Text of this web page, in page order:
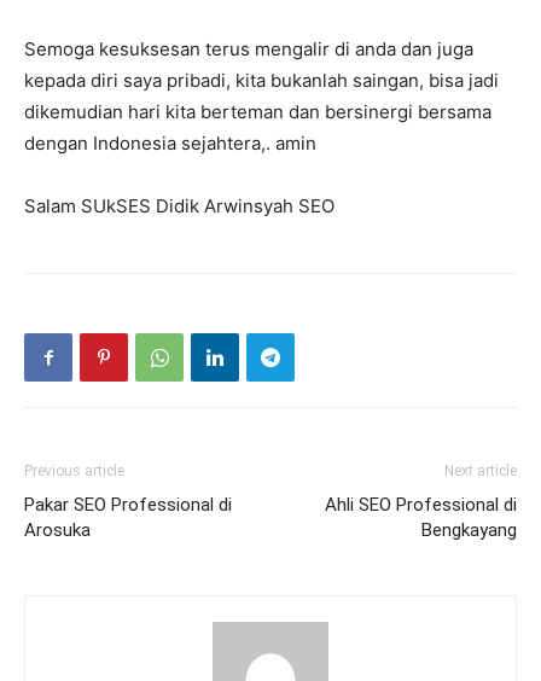
Semoga kesuksesan terus mengalir di anda dan juga
kepada diri saya pribadi, kita bukanlah saingan, bisa jadi
dikemudian hari kita berteman dan bersinergi bersama
dengan Indonesia sejahtera,. amin
Salam SUkSES Didik Arwinsyah SEO
Previous article
Pakar SEO Professional di
Arosuka
Next article
Ahli SEO Professional di
Bengkayang